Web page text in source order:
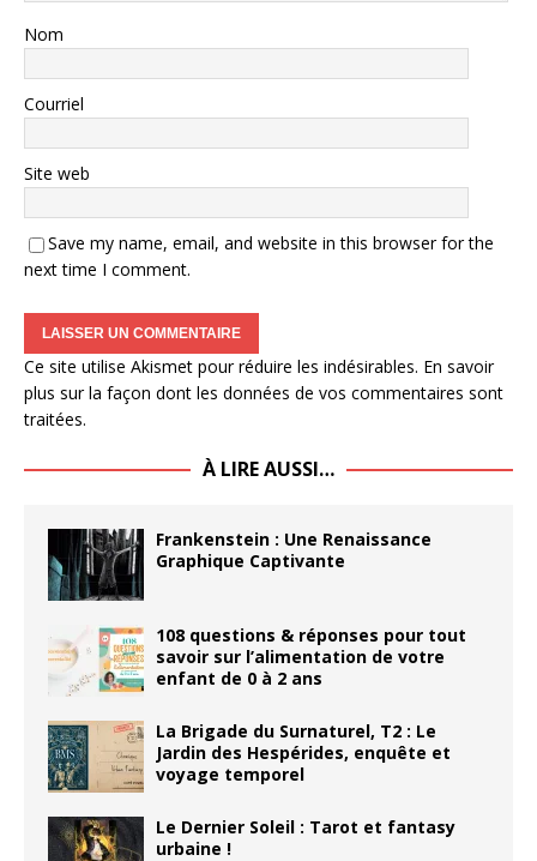
Nom
Courriel
Site web
Save my name, email, and website in this browser for the
next time I comment.
Ce site utilise Akismet pour réduire les indésirables. En savoir
plus sur la façon dont les données de vos commentaires sont
traitées.
À LIRE AUSSI…
Frankenstein : Une Renaissance
Graphique Captivante
108 questions & réponses pour tout
savoir sur l’alimentation de votre
enfant de 0 à 2 ans
La Brigade du Surnaturel, T2 : Le
Jardin des Hespérides, enquête et
voyage temporel
Le Dernier Soleil : Tarot et fantasy
urbaine !